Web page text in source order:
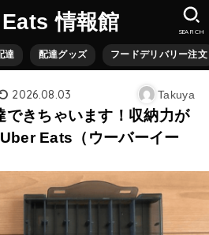
情報館
達 配達グッズ フードデリバリー注文
SEARCH
2026.08.03 Takuya
できちゃいます！収納力が
Eats（ウーバーイー